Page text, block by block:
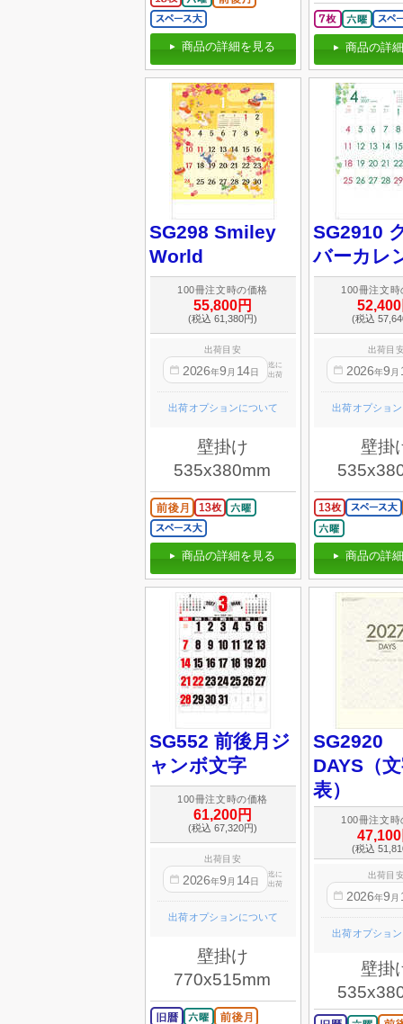
商品の詳細を見る 商品の詳
SG298 Smiley
World
100冊注文時の価格
55,800円
(税込 61,380円)
出荷目安
2026年9 月 14日
迄に
出荷
出荷オプションについて
壁掛け
535x380mm
商品の詳細を見る
SG2910
バーカレ
100冊注文時
(税込
出荷目
2026年9 月
出荷オプショ
壁掛
商品の詳
SG552 前後月ジ
ャンボ文字
100冊注文時の価格
61,200円
(税込 67,320円)
出荷目安
2026年9 月 14日
迄に
出荷
出荷オプションについて
壁掛け
770x515mm
SG2920
DAYS（
表）
100冊注文時
(税込
出荷目
2026年9 月
出荷オプショ
壁掛